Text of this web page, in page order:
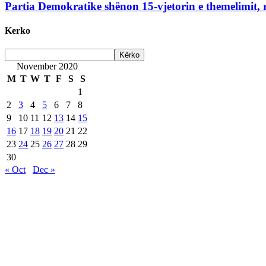
Partia Demokratike shënon 15-vjetorin e
Kerko
November 2020
M T W T F S
S
1
2
3 4 5 6 7
8
9
10 11 12 13 14 15
16 17 18 19 20 21 22
23 24 25 26 27 28 29
30
« Oct
Dec »